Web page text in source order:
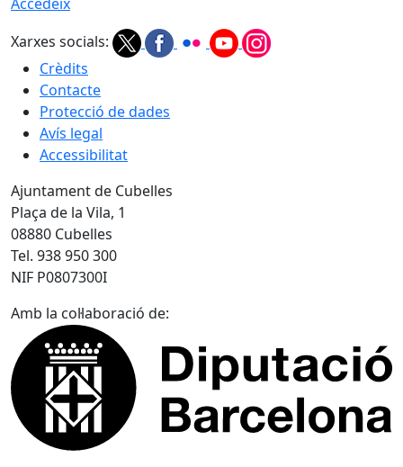
Accedeix
Xarxes socials:
Crèdits
Contacte
Protecció de dades
Avís legal
Accessibilitat
Ajuntament de Cubelles
Plaça de la Vila, 1
08880 Cubelles
Tel. 938 950 300
NIF P0807300I
Amb la col·laboració de: